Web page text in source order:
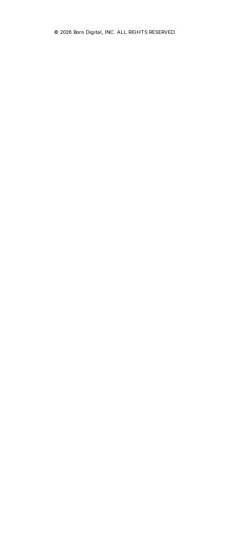
© 2026 Born Digital, INC. ALL RIGHTS RESERVED.